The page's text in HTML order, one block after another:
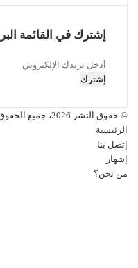
إشترك في القائمة
أدخل
بريدك
© حقوق النشر 2026، جميع الحقوق محفوظة |
الرئيسية
إتصل بنا
إشهار
من نحن؟